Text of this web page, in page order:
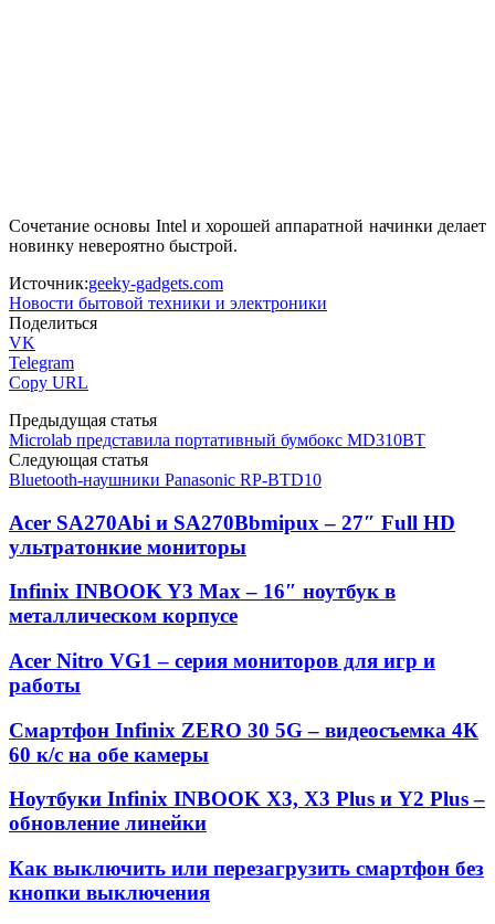
Сочетание основы Intel и хорошей аппаратной начинки делает
новинку невероятно быстрой.
Источник:geeky-gadgets.com
Новости бытовой техники и электроники
Поделиться
VK
Telegram
Copy URL
Предыдущая статья
Microlab представила портативный бумбокс MD310BT
Следующая статья
Bluetooth-наушники Panasonic RP-BTD10
Acer SA270Abi и SA270Bbmipux – 27″ Full HD
ультратонкие мониторы
Infinix INBOOK Y3 Max – 16″ ноутбук в
металлическом корпусе
Acer Nitro VG1 – серия мониторов для игр и
работы
Смартфон Infinix ZERO 30 5G – видеосъемка 4К
60 к/с на обе камеры
Ноутбуки Infinix INBOOK X3, X3 Plus и Y2 Plus –
обновление линейки
Как выключить или перезагрузить смартфон без
кнопки выключения